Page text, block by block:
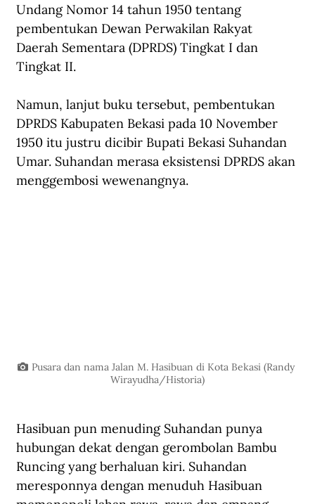
Undang Nomor 14 tahun 1950 tentang
pembentukan Dewan Perwakilan Rakyat
Daerah Sementara (DPRDS) Tingkat I dan
Tingkat II.
Namun, lanjut buku tersebut, pembentukan
DPRDS Kabupaten Bekasi pada 10 November
1950 itu justru dicibir Bupati Bekasi Suhandan
Umar. Suhandan merasa eksistensi DPRDS akan
menggembosi wewenangnya.
Pusara dan nama Jalan M. Hasibuan di Kota Bekasi (Randy
Wirayudha/Historia)
Hasibuan pun menuding Suhandan punya
hubungan dekat dengan gerombolan Bambu
Runcing yang berhaluan kiri. Suhandan
meresponnya dengan menuduh Hasibuan